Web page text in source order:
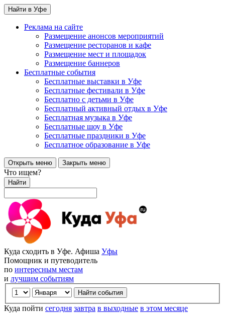
Найти в Уфе
Реклама на сайте
Размещение анонсов мероприятий
Размещение ресторанов и кафе
Размещение мест и площадок
Размещение баннеров
Бесплатные события
Бесплатные выставки в Уфе
Бесплатные фестивали в Уфе
Бесплатно с детьми в Уфе
Бесплатный активный отдых в Уфе
Бесплатная музыка в Уфе
Бесплатные шоу в Уфе
Бесплатные праздники в Уфе
Бесплатное образование в Уфе
Открыть меню Закрыть меню
Что ищем?
Найти
Куда сходить в Уфе. Афиша Уфы
Помощник и путеводитель
по интересным местам
и лучшим событиям
Куда пойти сегодня завтра в выходные в этом месяце